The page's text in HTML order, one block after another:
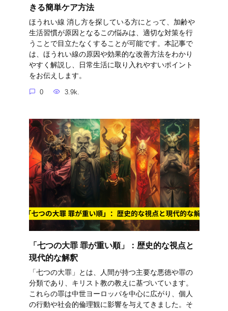
きる簡単ケア方法
ほうれい線 消し方を探している方にとって、加齢や
生活習慣が原因となるこの悩みは、適切な対策を行
うことで目立たなくすることが可能です。本記事で
は、ほうれい線の原因や効果的な改善方法をわかり
やすく解説し、日常生活に取り入れやすいポイント
をお伝えします。
0 3.9k.
「七つの大罪 罪が重い順」：歴史的な視点と
現代的な解釈
「七つの大罪」とは、人間が持つ主要な悪徳や罪の
分類であり、キリスト教の教えに基づいています。
これらの罪は中世ヨーロッパを中心に広がり、個人
の行動や社会的倫理観に影響を与えてきました。そ